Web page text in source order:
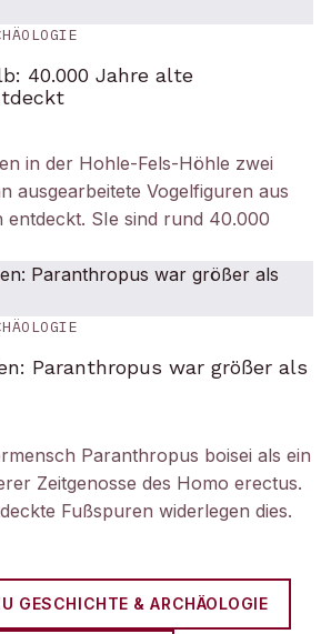
40.000 Jahre alte
in der Hohle-Fels-Höhle zwei
ausgearbeitete Vogelfiguren aus
entdeckt. SIe sind rund 40.000
Paranthropus war größer als
Paranthropus boisei als ein
Zeitgenosse des Homo erectus.
Fußspuren widerlegen dies.
GESCHICHTE & ARCHÄOLOGIE